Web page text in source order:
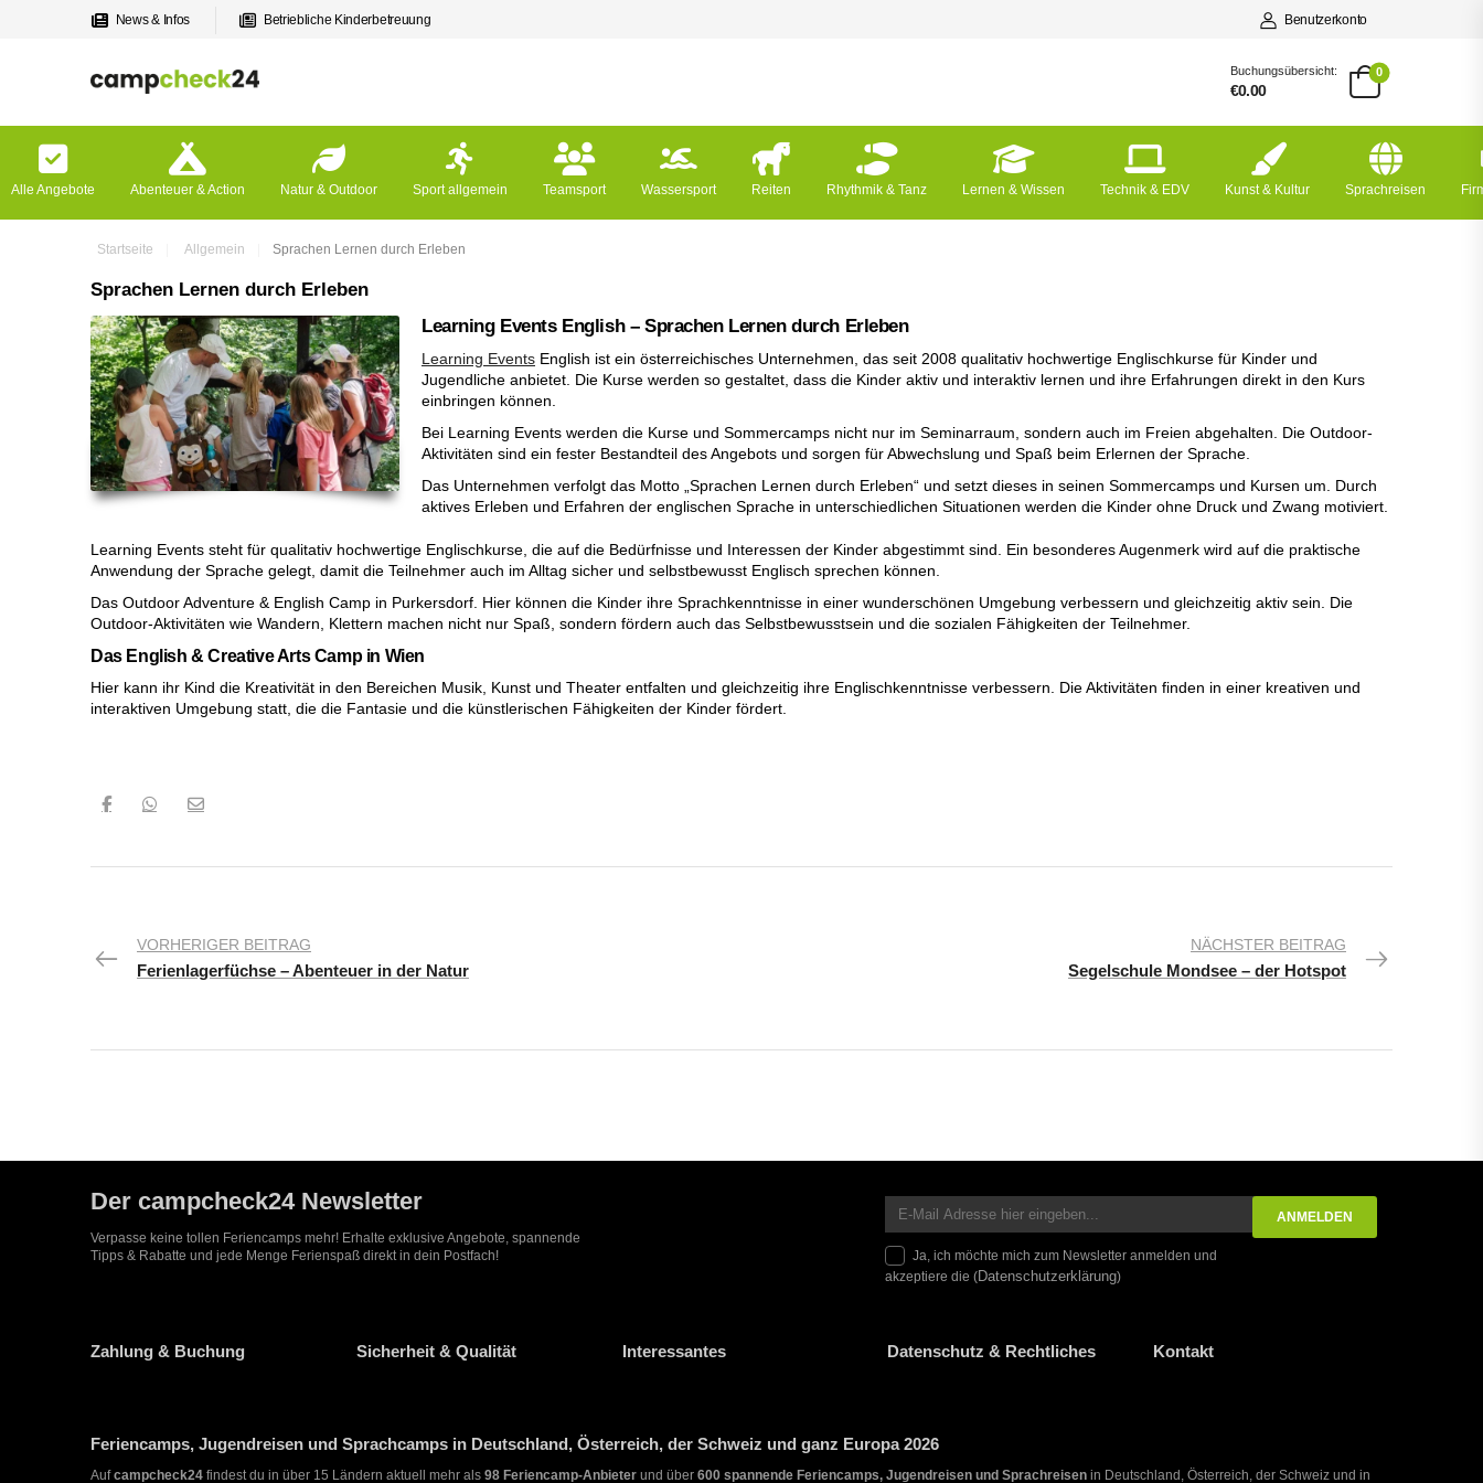
News & Infos Betriebliche Kinderbetreuung Benutzerkonto
Buchungsübersicht:
€0.00
0
Alle Angebote Abenteuer & Action Natur & Outdoor Sport allgemein Teamsport Wassersport Reiten Rhythmik & Tanz Lernen & Wissen Technik & EDV Kunst & Kultur Sprachreisen
Startseite Allgemein Sprachen Lernen durch Erleben
Sprachen Lernen durch Erleben
Learning Events English – Sprachen Lernen durch Erleben
Learning Events English ist ein österreichisches Unternehmen, das seit 2008 qualitativ hochwertige Englischkurse für Kinder und
Jugendliche anbietet. Die Kurse werden so gestaltet, dass die Kinder aktiv und interaktiv lernen und ihre Erfahrungen direkt in den Kurs
einbringen können.
Bei Learning Events werden die Kurse und Sommercamps nicht nur im Seminarraum, sondern auch im Freien abgehalten. Die Outdoor-
Aktivitäten sind ein fester Bestandteil des Angebots und sorgen für Abwechslung und Spaß beim Erlernen der Sprache.
Das Unternehmen verfolgt das Motto „Sprachen Lernen durch Erleben“ und setzt dieses in seinen Sommercamps und Kursen um. Durch
aktives Erleben und Erfahren der englischen Sprache in unterschiedlichen Situationen werden die Kinder ohne Druck und Zwang motiviert.
Learning Events steht für qualitativ hochwertige Englischkurse, die auf die Bedürfnisse und Interessen der Kinder abgestimmt sind. Ein besonderes Augenmerk wird auf die praktische
Anwendung der Sprache gelegt, damit die Teilnehmer auch im Alltag sicher und selbstbewusst Englisch sprechen können.
Das Outdoor Adventure & English Camp in Purkersdorf. Hier können die Kinder ihre Sprachkenntnisse in einer wunderschönen Umgebung verbessern und gleichzeitig aktiv sein. Die
Outdoor-Aktivitäten wie Wandern, Klettern machen nicht nur Spaß, sondern fördern auch das Selbstbewusstsein und die sozialen Fähigkeiten der Teilnehmer.
Das English & Creative Arts Camp in Wien
Hier kann ihr Kind die Kreativität in den Bereichen Musik, Kunst und Theater entfalten und gleichzeitig ihre Englischkenntnisse verbessern. Die Aktivitäten finden in einer kreativen und
interaktiven Umgebung statt, die die Fantasie und die künstlerischen Fähigkeiten der Kinder fördert.
VORHERIGER BEITRAG
Ferienlagerfüchse – Abenteuer in der Natur
NÄCHSTER BEITRAG
Segelschule Mondsee – der Hotspot
Der campcheck24 Newsletter
Verpasse keine tollen Feriencamps mehr! Erhalte exklusive Angebote, spannende
Tipps & Rabatte und jede Menge Ferienspaß direkt in dein Postfach!
Ja, ich möchte mich zum Newsletter anmelden und
akzeptiere die (Datenschutzerklärung)
Zahlung & Buchung Sicherheit & Qualität Interessantes Datenschutz & Rechtliches Kontakt
Feriencamps, Jugendreisen und Sprachcamps in Deutschland, Österreich, der Schweiz und ganz Europa 2026
Aufcampcheck24 findest du in über 15 Ländern aktuell mehr als 98 Feriencamp-Anbieter und über 600 spannende Feriencamps, Jugendreisen und Sprachreisen in Deutschland, Österreich, der Schweiz und in